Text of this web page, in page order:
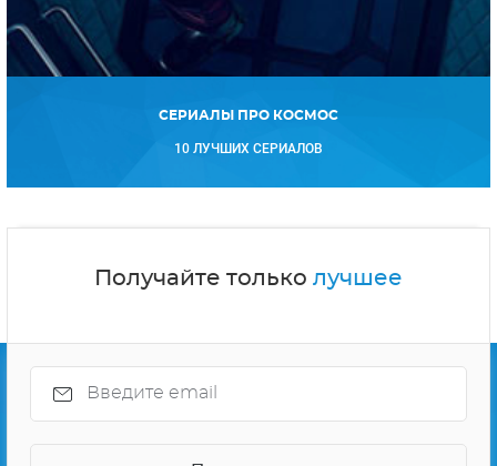
СЕРИАЛЫ ПРО КОСМОС
10 ЛУЧШИХ СЕРИАЛОВ
Получайте только лучшее